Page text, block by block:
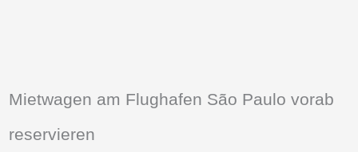
Mietwagen am Flughafen São Paulo vorab
reservieren